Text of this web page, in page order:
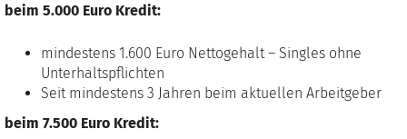
beim 5.000 Euro Kredit:
mindestens 1.600 Euro Nettogehalt – Singles ohne
Unterhaltspflichten
Seit mindestens 3 Jahren beim aktuellen Arbeitgeber
beim 7.500 Euro Kredit: